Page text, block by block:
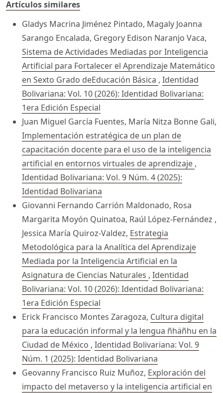
Artículos similares
Gladys Macrina Jiménez Pintado, Magaly Joanna
Sarango Encalada, Gregory Edison Naranjo Vaca,
Sistema de Actividades Mediadas por Inteligencia
Artificial para Fortalecer el Aprendizaje Matemático
en Sexto Grado deEducación Básica , Identidad
Bolivariana: Vol. 10 (2026): Identidad Bolivariana:
1era Edición Especial
Juan Miguel García Fuentes, María Nitza Bonne Gali,
Implementación estratégica de un plan de
capacitación docente para el uso de la inteligencia
artificial en entornos virtuales de aprendizaje ,
Identidad Bolivariana: Vol. 9 Núm. 4 (2025):
Identidad Bolivariana
Giovanni Fernando Carrión Maldonado, Rosa
Margarita Moyón Quinatoa, Raúl López-Fernández ,
Jessica María Quiroz-Valdez, Estrategia
Metodológica para la Analítica del Aprendizaje
Mediada por la Inteligencia Artificial en la
Asignatura de Ciencias Naturales , Identidad
Bolivariana: Vol. 10 (2026): Identidad Bolivariana:
1era Edición Especial
Erick Francisco Montes Zaragoza, Cultura digital
para la educación informal y la lengua ñhäñhu en la
Ciudad de México , Identidad Bolivariana: Vol. 9
Núm. 1 (2025): Identidad Bolivariana
Geovanny Francisco Ruiz Muñoz, Exploración del
impacto del metaverso y la inteligencia artificial en